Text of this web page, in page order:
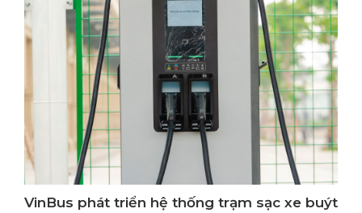
VinBus phát triển hệ thống trạm sạc xe buýt